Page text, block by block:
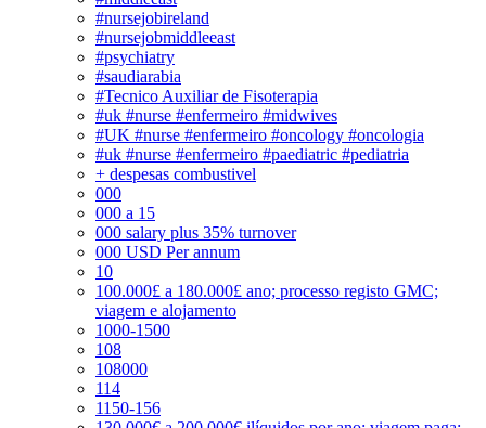
#nursejobireland
#nursejobmiddleeast
#psychiatry
#saudiarabia
#Tecnico Auxiliar de Fisoterapia
#uk #nurse #enfermeiro #midwives
#UK #nurse #enfermeiro #oncology #oncologia
#uk #nurse #enfermeiro #paediatric #pediatria
+ despesas combustivel
000
000 a 15
000 salary plus 35% turnover
000 USD Per annum
10
100.000£ a 180.000£ ano; processo registo GMC;
viagem e alojamento
1000-1500
108
108000
114
1150-156